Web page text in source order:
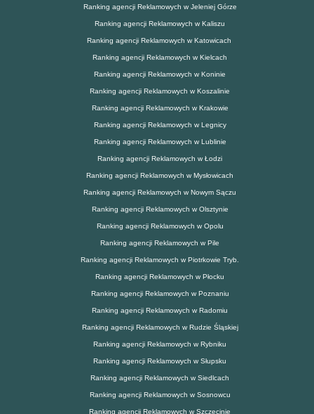
Ranking agencji Reklamowych w Jeleniej Górze
Ranking agencji Reklamowych w Kaliszu
Ranking agencji Reklamowych w Katowicach
Ranking agencji Reklamowych w Kielcach
Ranking agencji Reklamowych w Koninie
Ranking agencji Reklamowych w Koszalinie
Ranking agencji Reklamowych w Krakowie
Ranking agencji Reklamowych w Legnicy
Ranking agencji Reklamowych w Lublinie
Ranking agencji Reklamowych w Łodzi
Ranking agencji Reklamowych w Mysłowicach
Ranking agencji Reklamowych w Nowym Sączu
Ranking agencji Reklamowych w Olsztynie
Ranking agencji Reklamowych w Opolu
Ranking agencji Reklamowych w Pile
Ranking agencji Reklamowych w Piotrkowie Tryb.
Ranking agencji Reklamowych w Płocku
Ranking agencji Reklamowych w Poznaniu
Ranking agencji Reklamowych w Radomiu
Ranking agencji Reklamowych w Rudzie Śląskiej
Ranking agencji Reklamowych w Rybniku
Ranking agencji Reklamowych w Słupsku
Ranking agencji Reklamowych w Siedlcach
Ranking agencji Reklamowych w Sosnowcu
Ranking agencji Reklamowych w Szczecinie